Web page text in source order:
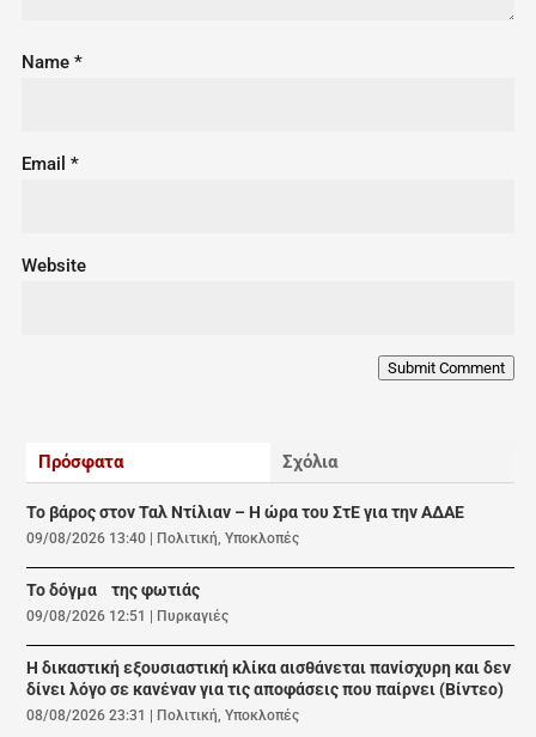
Name *
Email *
Website
Submit Comment
Πρόσφατα Σχόλια
Το βάρος στον Ταλ Ντίλιαν – Η ώρα του ΣτΕ για την ΑΔΑΕ
09/08/2026 13:40 Πολιτική,Υποκλοπές
Το δόγμα της φωτιάς
09/08/2026 12:51 Πυρκαγιές
Η δικαστική εξουσιαστική κλίκα αισθάνεται πανίσχυρη και δεν
δίνει λόγο σε κανέναν για τις αποφάσεις που παίρνει (Βίντεο)
08/08/2026 23:31 Πολιτική,Υποκλοπές